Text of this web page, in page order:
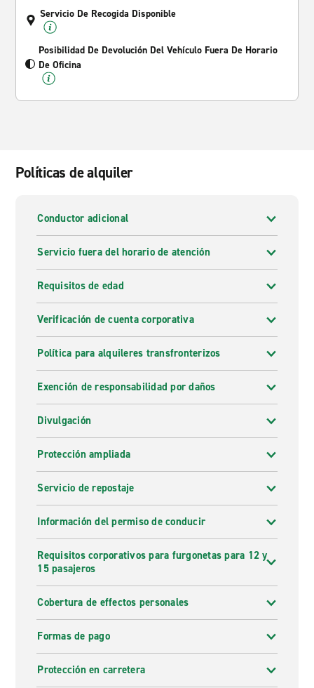
Servicio De Recogida Disponible
Posibilidad De Devolución Del Vehículo Fuera De Horario
De Oficina
Políticas de alquiler
Conductor adicional
Servicio fuera del horario de atención
Requisitos de edad
Verificación de cuenta corporativa
Política para alquileres transfronterizos
Exención de responsabilidad por daños
Divulgación
Protección ampliada
Servicio de repostaje
Información del permiso de conducir
Requisitos corporativos para furgonetas para 12 y
15 pasajeros
Cobertura de effectos personales
Formas de pago
Protección en carretera